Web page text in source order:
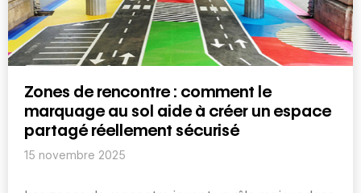
Zones de rencontre : comment le
marquage au sol aide à créer un espace
partagé réellement sécurisé
15 novembre 2025